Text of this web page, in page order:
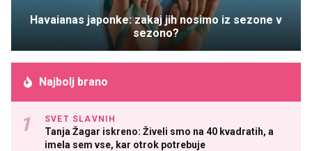
Havaianas japonke: zakaj jih nosimo iz sezone v
sezono?
Najbolj brano
SVET SLAVNIH
Tanja Žagar iskreno: Živeli smo na 40 kvadratih, a
imela sem vse, kar otrok potrebuje